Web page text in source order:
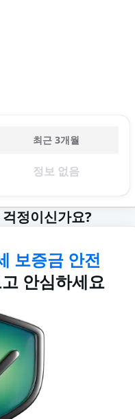
최근 3개월
정보 없음
정이신가요?
보증금 안전
안심하세요